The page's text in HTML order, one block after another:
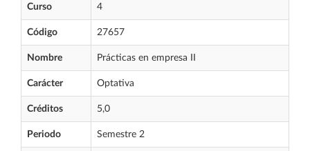
Curso 4
Código 27657
Nombre Prácticas en empresa II
Carácter Optativa
Créditos 5,0
Periodo Semestre 2